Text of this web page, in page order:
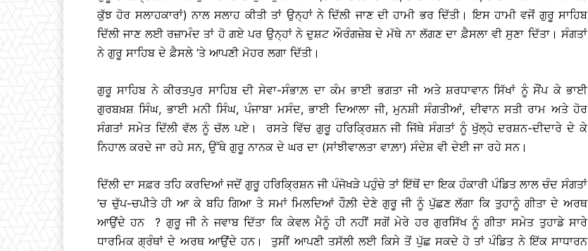
ਕੁੱਝ ਹੋਰ ਸਲਾਹਕਾਰਾਂ) ਨਾਲ ਸਲਾਹ ਕੀਤੀ ਤਾਂ ਉਨ੍ਹਾਂ ਨੇ ਦਿੱਲੀ ਜਾਣ ਦੀ ਹਾਮੀ ਭਰ ਦਿੱਤੀ। ਇਸ ਹਾਮੀ ਵਜੋਂ ਗੁਰੂ ਸਾਹਿਬ
ਦਿੱਲੀ ਜਾਣ ਲਈ ਰਜ਼ਾਮੰਦ ਤਾਂ ਹੋ ਗਏ ਪਰ ਉਨ੍ਹਾਂ ਨੇ ਦੁਸ਼ਟ ਔਰੰਗਜ਼ੇਬ ਦੇ ਮੱਥੇ ਨਾ ਲੱਗਣ ਦਾ ਫ਼ੈਸਲਾ ਵੀ ਸੁਣਾ ਦਿੱਤਾ। ਸੰਗਤਾਂ
ਨੇ ਗੁਰੂ ਸਾਹਿਬ ਦੇ ਫ਼ੈਸਲੇ ’ਤੇ ਆਪਣੀ ਮੋਹਰ ਲਗਾ ਦਿੱਤੀ।
ਗੁਰੂ ਸਾਹਿਬ ਨੇ ਕੀਰਤਪੁਰ ਸਾਹਿਬ ਦੀ ਸੇਵਾ-ਸੰਭਾਲ਼ ਦਾ ਕੰਮ ਭਾਈ ਭਗਤਾ ਜੀ ਅਤੇ ਸ਼ਰਧਾਵਾਨ ਸਿੱਖਾਂ ਨੂੰ ਸੌਂਪ ਕੇ ਭਾਈ
ਗੁਰਬਖ਼ਸ਼ ਸਿੰਘ, ਭਾਈ ਮਨੀ ਸਿੰਘ, ਪੰਜਾਬਾ ਮਸੰਦ, ਭਾਈ ਦਿਆਲਾ ਜੀ, ਮੁਨਸ਼ੀ ਸੰਗਤੀਆਂ, ਦੀਵਾਨ ਸਤੀ ਰਾਮ ਅਤੇ ਹੋਰ
ਸੰਗਤਾਂ ਸਮੇਤ ਦਿੱਲੀ ਵੱਲ ਨੂੰ ਚੱਲ ਪਏ। ਰਸਤੇ ਵਿੱਚ ਗੁਰੂ ਹਰਿਕ੍ਰਿਸ਼ਨ ਜੀ ਜਿੱਥੇ ਸੰਗਤਾਂ ਨੂੰ ਖੁੱਲ੍ਹੇ ਦਰਸ਼ਨ-ਦੀਦਾਰੇ ਦੇ ਕੇ
ਨਿਹਾਲ ਕਰਦੇ ਜਾ ਰਹੇ ਸਨ, ਉੱਥੇ ਗੁਰੂ ਨਾਨਕ ਦੇ ਘਰ ਦਾ (ਸਾਂਝੀਵਾਲਤਾ ਵਾਲ਼ਾ) ਸੰਦੇਸ਼ ਵੀ ਦੇਈ ਜਾ ਰਹੇ ਸਨ।
ਦਿੱਲੀ ਦਾ ਸਫ਼ਰ ਤਹਿ ਕਰਦਿਆਂ ਜਦੋਂ ਗੁਰੂ ਹਰਿਕ੍ਰਿਸ਼ਨ ਜੀ ਪੰਜੋਖੜੇ ਪਹੁੰਚੇ ਤਾਂ ਇੱਥੋਂ ਦਾ ਇਕ ਹੰਕਾਰੀ ਪੰਡਿਤ ਲਾਲ ਚੰਦ ਸੰਗਤਾਂ
’ਚ ਚੁੱਪ-ਚਪੀਤੇ ਹੀ ਆ ਕੇ ਬਹਿ ਗਿਆ ਤੇ ਸਮਾਂ ਮਿਲਦਿਆਂ ਹੌਲ਼ੀ ਦੇਣੇ ਗੁਰੂ ਜੀ ਨੂੰ ਪੁੱਛਣ ਲੱਗਾ ਕਿ ਤੁਹਾਨੂੰ ਗੀਤਾ ਦੇ ਅਰਥ
ਆਉਂਦੇ ਹਨ ? ਗੁਰੂ ਜੀ ਨੇ ਜਵਾਬ ਦਿੱਤਾ ਕਿ ਕੇਵਲ ਮੈਨੂੰ ਹੀ ਨਹੀਂ ਸਗੋਂ ਮੇਰੇ ਹਰ ਗੁਰਸਿੱਖ ਨੂੰ ਗੀਤਾ ਸਮੇਤ ਤੁਹਾਡੇ ਸਾਰੇ
ਧਾਰਮਿਕ ਗ੍ਰੰਥਾਂ ਦੇ ਅਰਥ ਆਉਂਦੇ ਹਨ। ਤੁਸੀਂ ਆਪਣੀ ਤਸੱਲੀ ਲਈ ਕਿਸੇ ਤੋਂ ਪੁੱਛ ਸਕਦੇ ਹੋ ਤਾਂ ਪੰਡਿਤ ਨੇ ਇੱਕ ਸਾਧਾਰਨ